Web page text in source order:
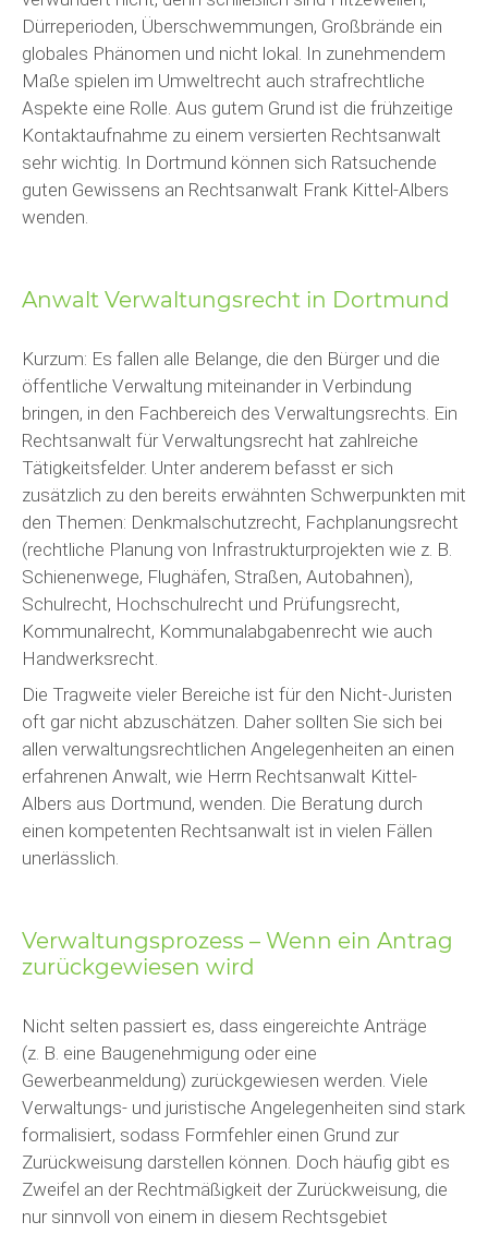
Dürreperioden, Überschwemmungen, Großbrände ein
globales Phänomen und nicht lokal. In zunehmendem
Maße spielen im Umweltrecht auch strafrechtliche
Aspekte eine Rolle. Aus gutem Grund ist die frühzeitige
Kontaktaufnahme zu einem versierten Rechtsanwalt
sehr wichtig. In Dortmund können sich Ratsuchende
guten Gewissens an Rechtsanwalt Frank Kittel-Albers
wenden.
Anwalt Verwaltungsrecht in Dortmund
Kurzum: Es fallen alle Belange, die den Bürger und die
öffentliche Verwaltung miteinander in Verbindung
bringen, in den Fachbereich des Verwaltungsrechts. Ein
Rechtsanwalt für Verwaltungsrecht hat zahlreiche
Tätigkeitsfelder. Unter anderem befasst er sich
zusätzlich zu den bereits erwähnten Schwerpunkten mit
den Themen: Denkmalschutzrecht, Fachplanungsrecht
(rechtliche Planung von Infrastrukturprojekten wie z. B.
Schienenwege, Flughäfen, Straßen, Autobahnen),
Schulrecht, Hochschulrecht und Prüfungsrecht,
Kommunalrecht, Kommunalabgabenrecht wie auch
Handwerksrecht.
Die Tragweite vieler Bereiche ist für den Nicht-Juristen
oft gar nicht abzuschätzen. Daher sollten Sie sich bei
allen verwaltungsrechtlichen Angelegenheiten an einen
erfahrenen Anwalt, wie Herrn Rechtsanwalt Kittel-
Albers aus Dortmund, wenden. Die Beratung durch
einen kompetenten Rechtsanwalt ist in vielen Fällen
unerlässlich.
Verwaltungsprozess – Wenn ein Antrag
zurückgewiesen wird
Nicht selten passiert es, dass eingereichte Anträge
(z. B. eine Baugenehmigung oder eine
Gewerbeanmeldung) zurückgewiesen werden. Viele
Verwaltungs- und juristische Angelegenheiten sind stark
formalisiert, sodass Formfehler einen Grund zur
Zurückweisung darstellen können. Doch häufig gibt es
Zweifel an der Rechtmäßigkeit der Zurückweisung, die
nur sinnvoll von einem in diesem Rechtsgebiet